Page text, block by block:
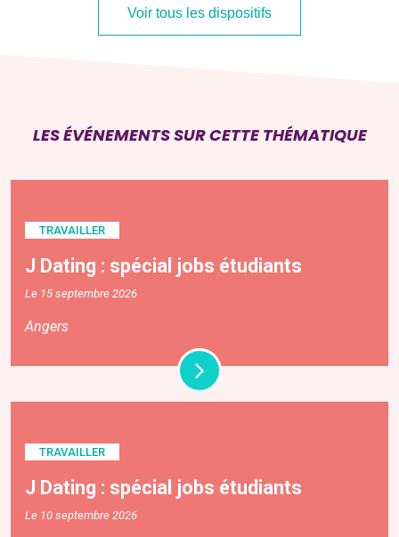
Voir tous les dispositifs
LES ÉVÉNEMENTS SUR CETTE THÉMATIQUE
TRAVAILLER
J Dating : spécial jobs étudiants
Le 15 septembre 2026
Angers
TRAVAILLER
J Dating : spécial jobs étudiants
Le 10 septembre 2026